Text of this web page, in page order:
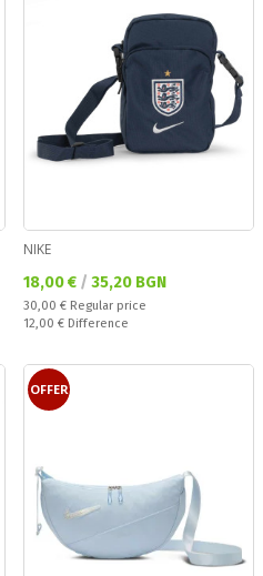
NIKE
Текуща цена:
18,00 € / 35,20 BGN
Regular price:
30,00 € Regular price
Спестявате:
12,00 € Difference
OFFER